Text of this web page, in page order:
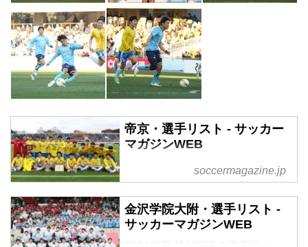
帝京・選手リスト - サッカー
マガジンWEB
2024年度 第103回 全国高校サッ
カー選手権大会東京B代表帝京
（ていきょう）大会出場回数：15
年ぶり35回目監督：藤倉寛
soccermagazine.jp
金沢学院大附・選手リスト -
サッカーマガジンWEB